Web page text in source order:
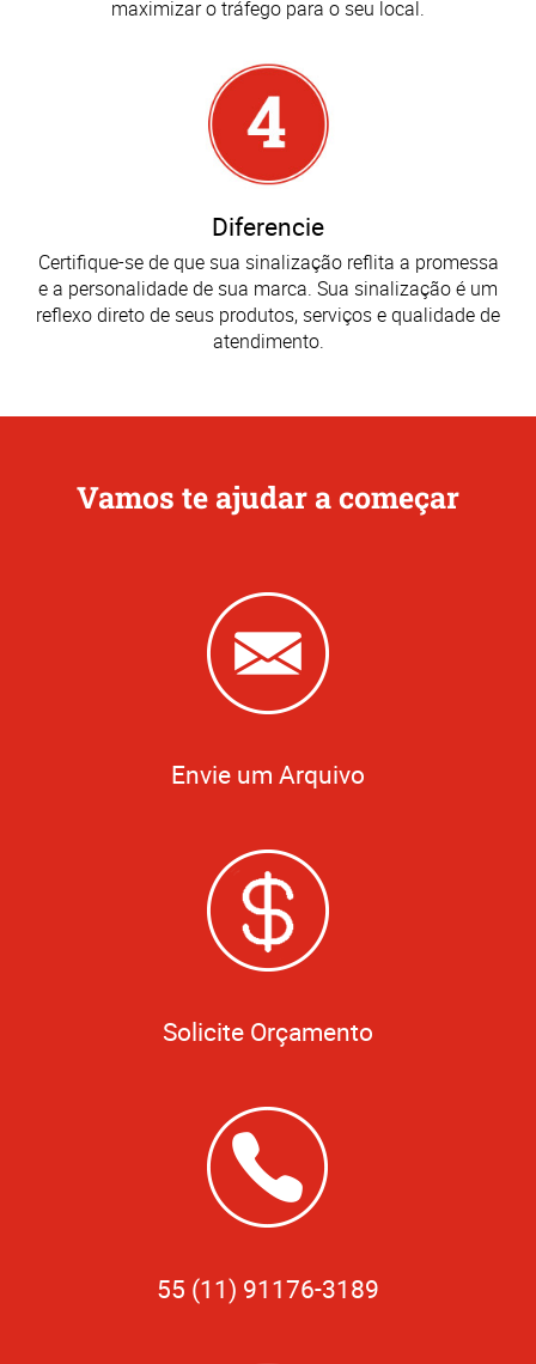
maximizar o tráfego para o seu local.
Diferencie
Certifique-se de que sua sinalização reflita a promessa
e a personalidade de sua marca. Sua sinalização é um
reflexo direto de seus produtos, serviços e qualidade de
atendimento.
Vamos te ajudar a começar
Envie um Arquivo
Solicite Orçamento
55 (11) 91176-3189